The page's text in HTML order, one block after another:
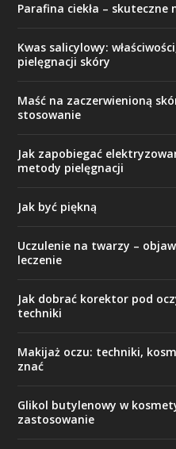
Parafina ciekła –
Kwas salicylowy:
pielęgnacji skóry
Maść na zaczerwienioną
stosowanie
Jak zapobiegać
metody pielęgnacji
Jak być piękną
Uczulenie na twarzy –
leczenie
Jak dobrać korektor pod
techniki
Makijaż oczu: techniki,
znać
Glikol butylenowy w
zastosowanie